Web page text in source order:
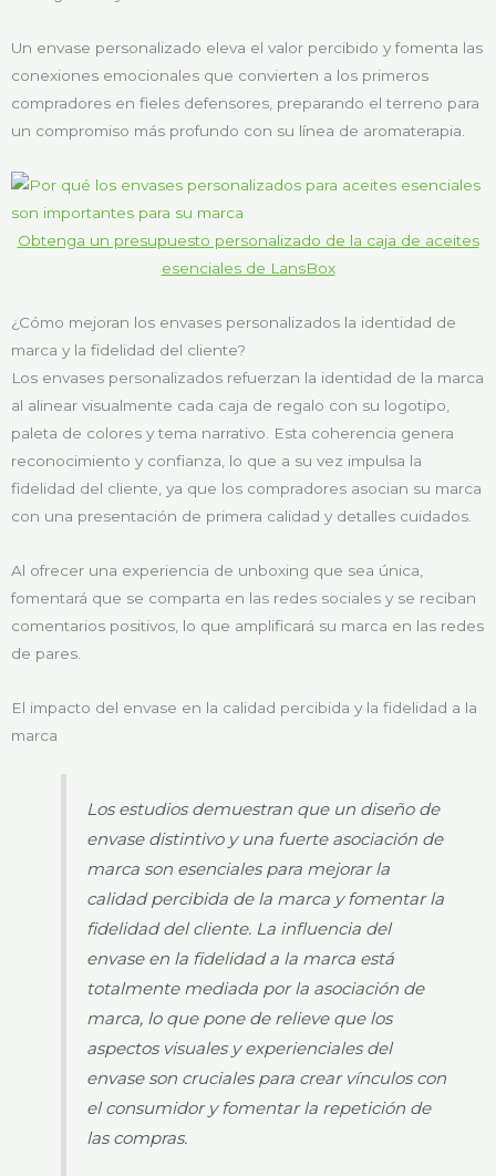
Un envase personalizado eleva el valor percibido y fomenta las
conexiones emocionales que convierten a los primeros
compradores en fieles defensores, preparando el terreno para
un compromiso más profundo con su línea de aromaterapia.
Obtenga un presupuesto personalizado de la caja de aceites
esenciales de LansBox
¿Cómo mejoran los envases personalizados la identidad de
marca y la fidelidad del cliente?
Los envases personalizados refuerzan la identidad de la marca
al alinear visualmente cada caja de regalo con su logotipo,
paleta de colores y tema narrativo. Esta coherencia genera
reconocimiento y confianza, lo que a su vez impulsa la
fidelidad del cliente, ya que los compradores asocian su marca
con una presentación de primera calidad y detalles cuidados.
Al ofrecer una experiencia de unboxing que sea única,
fomentará que se comparta en las redes sociales y se reciban
comentarios positivos, lo que amplificará su marca en las redes
de pares.
El impacto del envase en la calidad percibida y la fidelidad a la
marca
Los estudios demuestran que un diseño de
envase distintivo y una fuerte asociación de
marca son esenciales para mejorar la
calidad percibida de la marca y fomentar la
fidelidad del cliente. La influencia del
envase en la fidelidad a la marca está
totalmente mediada por la asociación de
marca, lo que pone de relieve que los
aspectos visuales y experienciales del
envase son cruciales para crear vínculos con
el consumidor y fomentar la repetición de
las compras.